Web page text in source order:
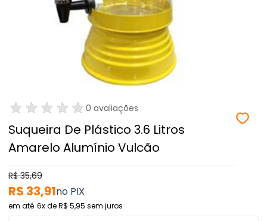
0 avaliações
Suqueira De Plástico 3.6 Litros
Amarelo Alumínio Vulcão
R$ 33,91
R$ 35,69
6xdeR$ 5,95 sem juros